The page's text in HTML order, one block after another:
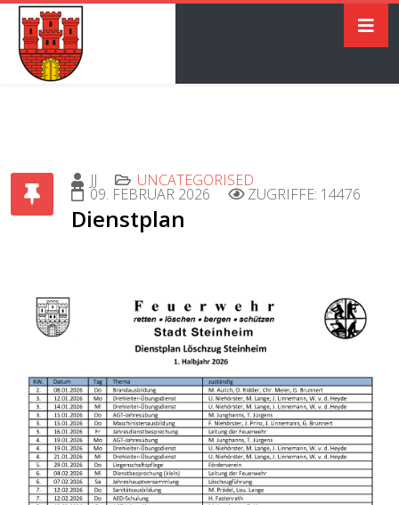
JJ UNCATEGORISED
09. FEBRUAR 2026 ZUGRIFFE: 14476
Dienstplan